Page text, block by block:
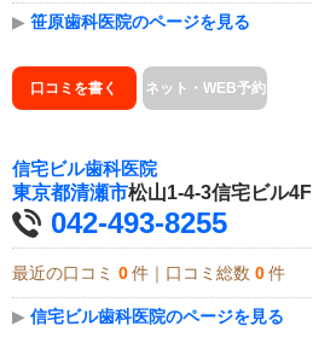
▶ 笹原歯科医院のページを見る
口コミを書く ネット・WEB予約
信宅ビル歯科医院
東京都清瀬市松山1-4-3信宅ビル4F
042-493-8255
最近の口コミ 0 件｜口コミ総数 0 件
▶ 信宅ビル歯科医院のページを見る